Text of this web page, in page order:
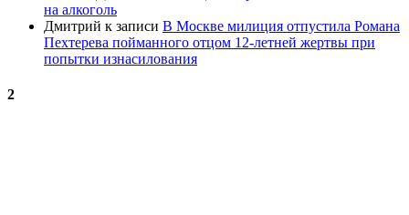
на алкоголь
Дмитрий к записи В Москве милиция отпустила Романа
Пехтерева пойманного отцом 12-летней жертвы при
попытки изнасилования
2